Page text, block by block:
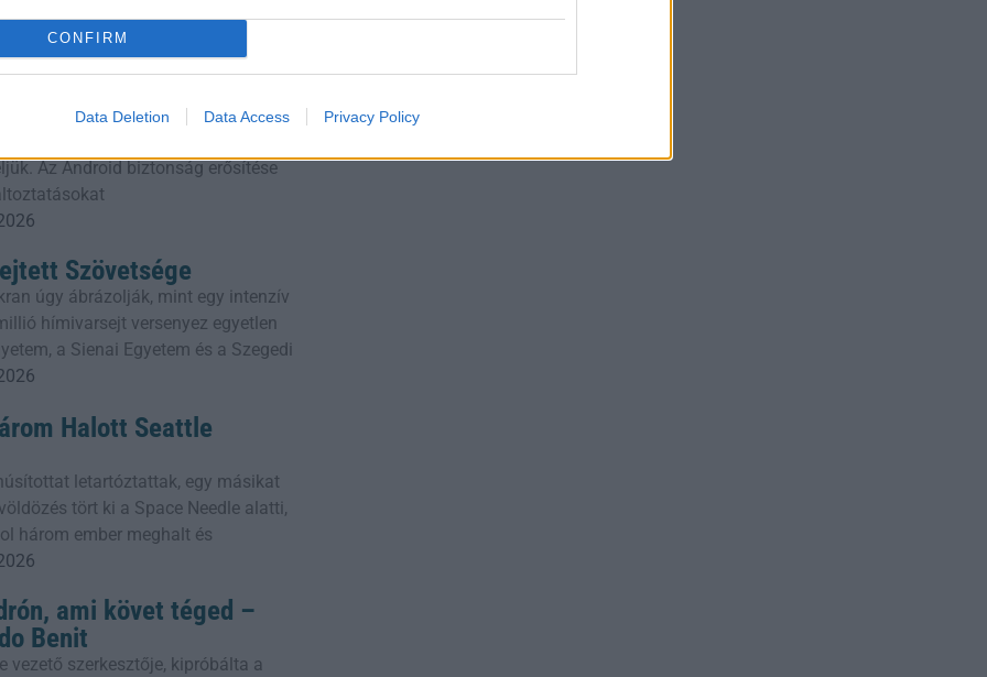
CONFIRM
Data Deletion Data Access Privacy Policy
szívvel: Android-
életünk nélkülözhetetlen
emlékeinket és munkánkat
Az Android biztonság erősítése
Szövetsége
úgy ábrázolják, mint egy intenzív
hímivarsejt versenyez egyetlen
a Sienai Egyetem és a Szegedi
Halott Seattle
letartóztattak, egy másikat
tört ki a Space Needle alatti,
három ember meghalt és
ami követ téged –
Benit
vezető szerkesztője, kipróbálta a